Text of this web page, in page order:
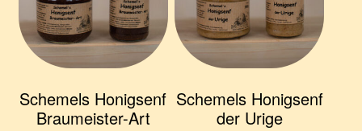
Optionen
können
auf
Produktseite
gewählt
Schemels Honigsenf
Braumeister-Art
Schemels Honigsenf
der Urige